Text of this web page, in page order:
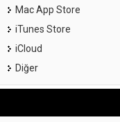
Mac App Store
iTunes Store
iCloud
Diğer